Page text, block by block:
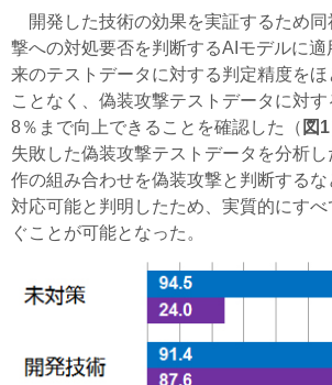
開発した技術の効果を実証するため同
撃への対処要否を判断するAIモデルに適
来のテストデータに対する判定精度を
ことなく、偽装攻撃テストデータに対
8％まで向上できることを確認した（ 図1
失敗した偽装攻撃テストデータを分析
作の組み合わせを偽装攻撃と判断する
対応可能と判明したため、実質的にす
ぐことが可能となった。